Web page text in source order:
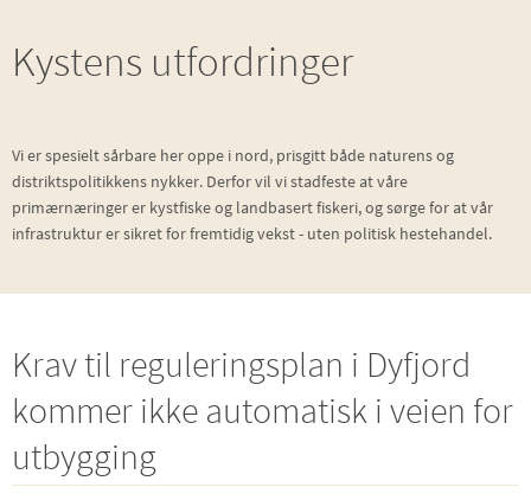
Kystens utfordringer
Vi er spesielt sårbare her oppe i nord, prisgitt både naturens og
distriktspolitikkens nykker. Derfor vil vi stadfeste at våre
primærnæringer er kystfiske og landbasert fiskeri, og sørge for at vår
infrastruktur er sikret for fremtidig vekst - uten politisk hestehandel.
Krav til reguleringsplan i Dyfjord
kommer ikke automatisk i veien for
utbygging